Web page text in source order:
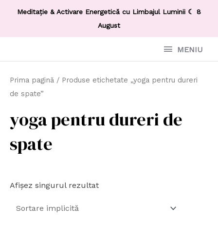
Meditație & Activare Energetică cu Limbajul Luminii ☾ 8
August
MENIU
Prima pagină / Produse etichetate „yoga pentru dureri
de spate”
yoga pentru dureri de
spate
Afișez singurul rezultat